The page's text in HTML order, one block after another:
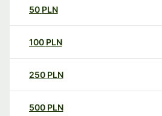
50 PLN
100 PLN
250 PLN
500 PLN